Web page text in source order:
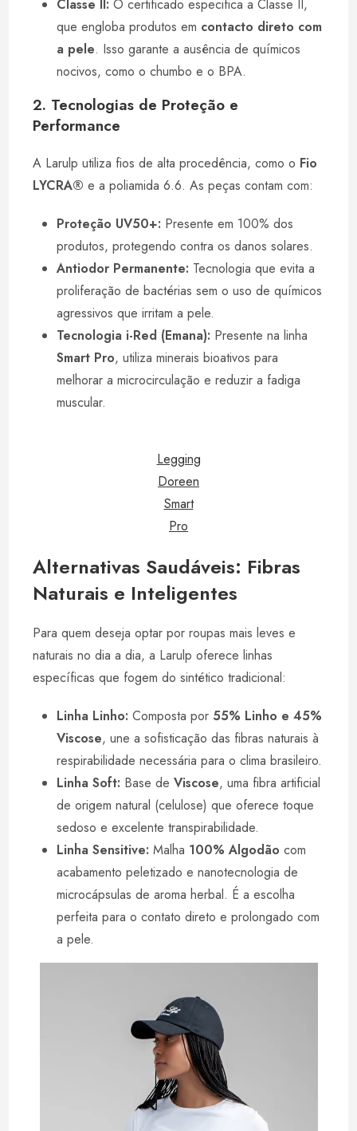
Classe II: O certificado especifica a Classe II,
que engloba produtos em contacto direto com
a pele. Isso garante a ausência de químicos
nocivos, como o chumbo e o BPA.
2. Tecnologias de Proteção e
Performance
A Larulp utiliza fios de alta procedência, como o Fio
LYCRA® e a poliamida 6.6. As peças contam com:
Proteção UV50+: Presente em 100% dos
produtos, protegendo contra os danos solares.
Antiodor Permanente: Tecnologia que evita a
proliferação de bactérias sem o uso de químicos
agressivos que irritam a pele.
Tecnologia i-Red (Emana): Presente na linha
Smart Pro, utiliza minerais bioativos para
melhorar a microcirculação e reduzir a fadiga
muscular.
Legging
Doreen
Smart
Pro
Alternativas Saudáveis: Fibras
Naturais e Inteligentes
Para quem deseja optar por roupas mais leves e
naturais no dia a dia, a Larulp oferece linhas
específicas que fogem do sintético tradicional:
Linha Linho: Composta por 55% Linho e 45%
Viscose, une a sofisticação das fibras naturais à
respirabilidade necessária para o clima brasileiro.
Linha Soft: Base deViscose, uma fibra artificial
de origem natural (celulose) que oferece toque
sedoso e excelente transpirabilidade.
Linha Sensitive: Malha 100% Algodão com
acabamento peletizado e nanotecnologia de
microcápsulas de aroma herbal. É a escolha
perfeita para o contato direto e prolongado com
a pele.